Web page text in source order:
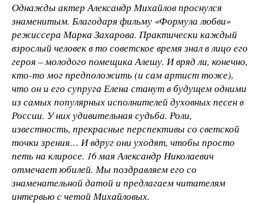
Однажды актер Александр Михайлов проснулся
знаменитым. Благодаря фильму «Формула любви»
режиссера Марка Захарова. Практически каждый
взрослый человек в то советское время знал в лицо его
героя – молодого помещика Алешу. И вряд ли, конечно,
кто-то мог предположить (и сам артист тоже),
что он и его супруга Елена станут в будущем одними
из самых популярных исполнителей духовных песен в
России. У них удивительная судьба. Роли,
известность, прекрасные перспективы со светской
точки зрения… И вдруг они уходят, чтобы просто
петь на клиросе. 16 мая Александр Николаевич
отмечает юбилей. Мы поздравляем его со
знаменательной датой и предлагаем читателям
интервью с четой Михайловых.